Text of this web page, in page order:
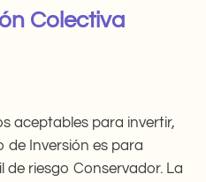
Colectiva
aceptables para invertir,
de Inversión es para
de riesgo Conservador. La